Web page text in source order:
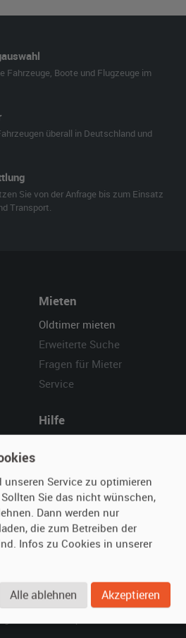
Fahrzeuge, Boote und Flugzeuge im
überall in Deutschland und
Sie von der Anfrage bis zum Einsatz
Transport.
Mieten
Oldtimer mieten
Erweiterte Suche
Fragen für Mieter
Service
Hilfe
Kontakt
unseren Service zu optimieren
Sie das nicht wünschen,
Dann werden nur
die zum Betreiben der
Infos zu Cookies in unserer
Alle ablehnen Akzeptieren